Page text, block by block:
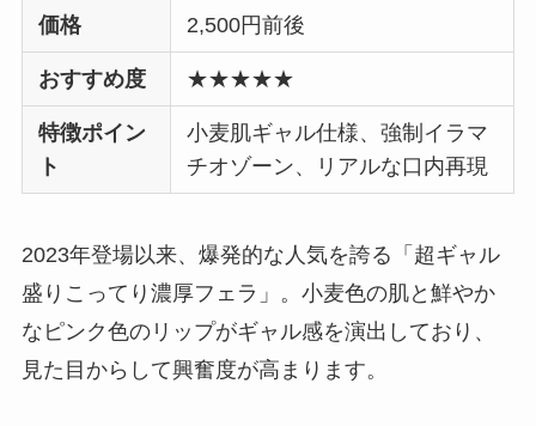
価格 2,500円前後
おすすめ度 ★★★★★
特徴ポイン
ト
小麦肌ギャル仕様、強制イラマ
チオゾーン、リアルな口内再現
2023年登場以来、爆発的な人気を誇る「超ギャル
盛りこってり濃厚フェラ」。小麦色の肌と鮮やか
なピンク色のリップがギャル感を演出しており、
見た目からして興奮度が高まります。